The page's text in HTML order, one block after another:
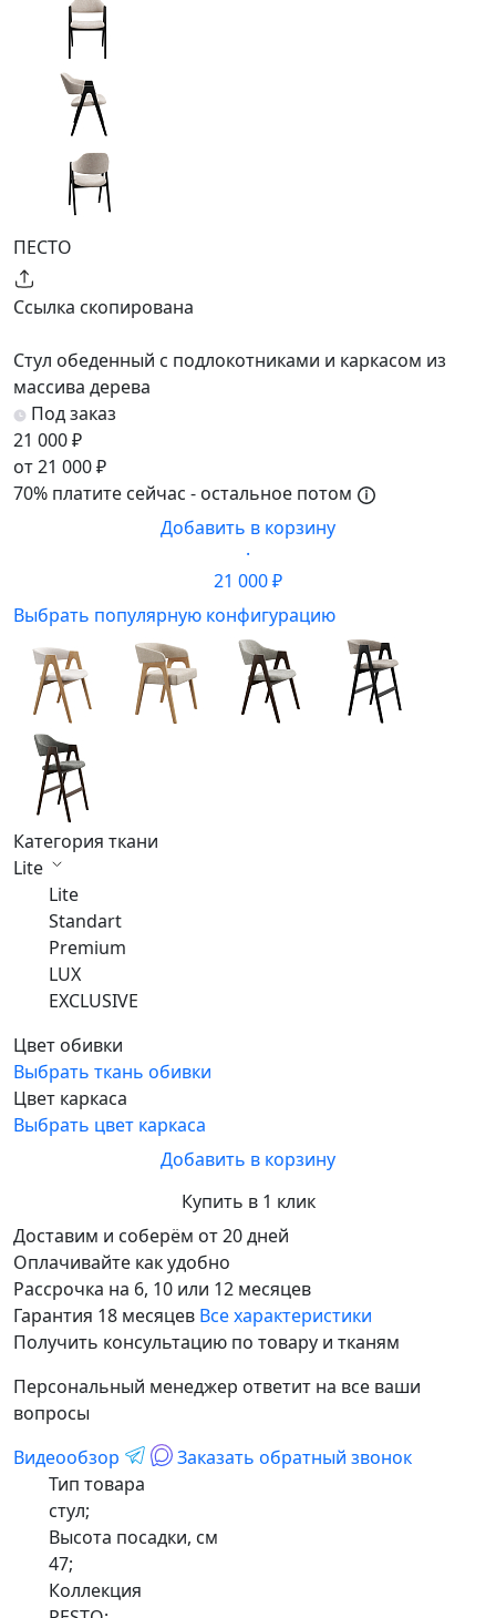
ПЕСТО
Ссылка скопирована
Стул обеденный с подлокотниками и каркасом из
массива дерева
Под заказ
21 000 ₽
от 21 000 ₽
70% платите сейчас - остальное потом
Добавить в корзину
·
21 000 ₽
Выбрать популярную конфигурацию
Категория ткани
Lite
Lite
Standart
Premium
LUX
EXCLUSIVE
Цвет обивки
Выбрать ткань обивки
Цвет каркаса
Выбрать цвет каркаса
Добавить в корзину
Купить в 1 клик
Доставим и соберём от 20 дней
Оплачивайте как удобно
Рассрочка на 6, 10 или 12 месяцев
Гарантия 18 месяцев Все характеристики
Получить консультацию по товару и тканям
Персональный менеджер ответит на все ваши
вопросы
Видеообзор
Заказать обратный звонок
Тип товара
стул;
Высота посадки, см
47;
Коллекция